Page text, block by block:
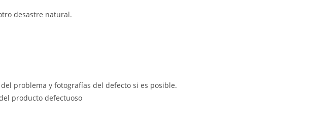
desastre natural.
problema y fotografías del defecto si es posible.
producto defectuoso